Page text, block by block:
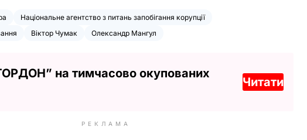
Національне агентство з питань запобігання корупції
Віктор Чумак Олександр Мангул
на тимчасово окупованих
Читати
РЕКЛАМА